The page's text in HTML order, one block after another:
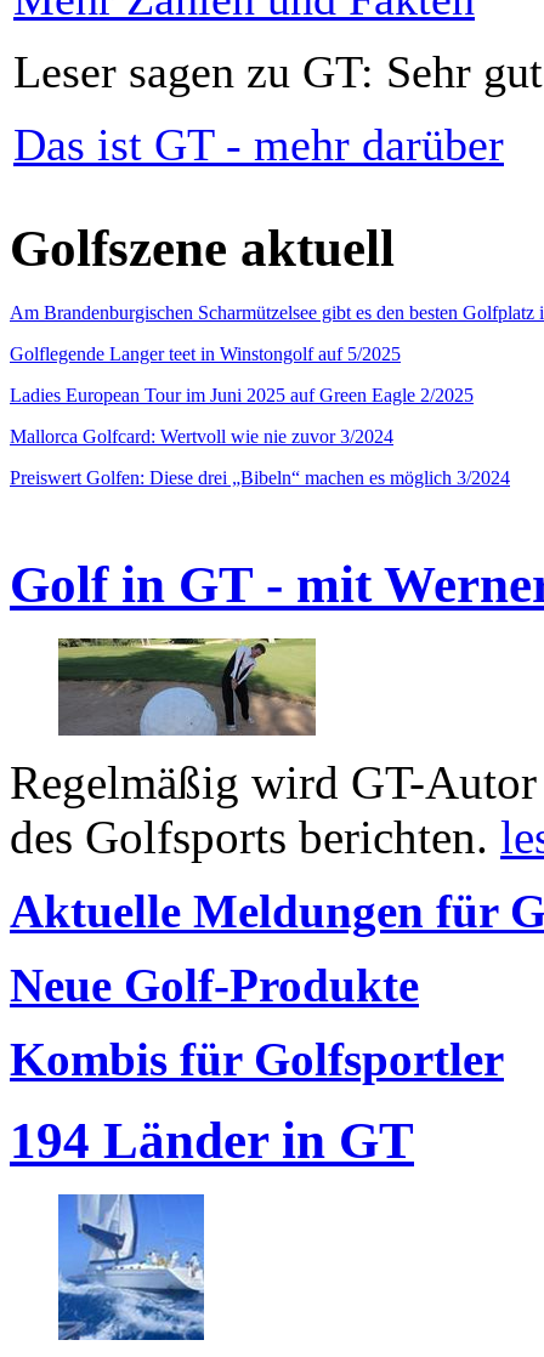
Leser sagen zu GT: Sehr
Das ist GT - mehr darüber
Golfszene aktuell
Am Brandenburgischen Scharmützelsee gibt es den besten
Golflegende Langer teet in Winstongolf auf 5/2025
Ladies European Tour im Juni 2025 auf Green Eagle 2/2025
Mallorca Golfcard: Wertvoll wie nie zuvor 3/2024
Preiswert Golfen: Diese drei „Bibeln“ machen es möglich 3/2024
Golf in GT - mit
Regelmäßig wird GT-
des Golfsports berichten.
Aktuelle Meldungen für
Neue Golf-Produkte
Kombis für Golfsportler
194 Länder in GT